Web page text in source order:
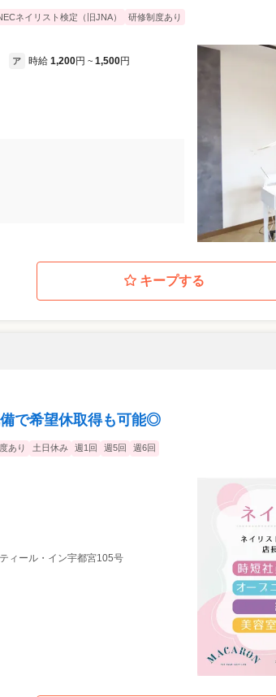
ネイリスト検定（旧JNA） 研修制度あり
ア 時給 1,200円 ~ 1,500円
キープする
で希望休取得も可能◎
あり 土日休み 週1回 週5回 週6回
ィール・イン宇都宮105号